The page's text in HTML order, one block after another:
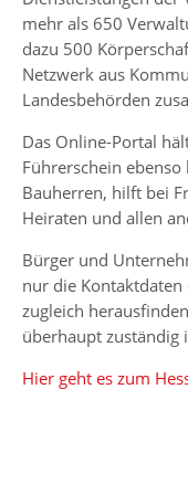
mehr als 650
dazu 500
Netzwerk aus
Landesbehörden
Das Online-Portal
Führerschein
Bauherren, hilft bei
Heiraten und allen
Bürger und
nur die
zugleich
überhaupt zuständig
Hier geht es zum